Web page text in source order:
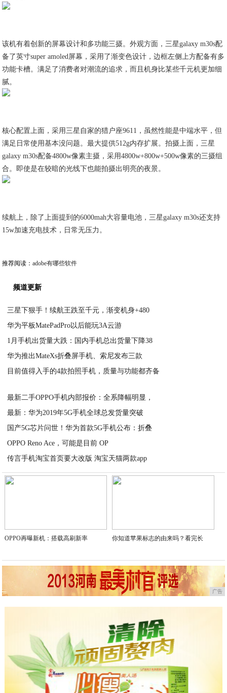
该机有着创新的屏幕设计和多功能三摄。外观方面，三星galaxy m30s配
备了英寸super amoled屏幕，采用了渐变色设计，边框左侧上方配备有多
功能卡槽。满足了消费者对潮流的追求，而且机身比某些千元机更加细
腻。
核心配置上面，采用三星自家的猎户座9611，虽然性能是中端水平，但
满足日常使用基本没问题。最大提供512g内存扩展。拍摄上面，三星
galaxy m30s配备4800w像素主摄，采用4800w+800w+500w像素的三摄组
合。即使是在较暗的光线下也能拍摄出明亮的夜景。
续航上，除了上面提到的6000mah大容量电池，三星galaxy m30s还支持
15w加速充电技术，日常无压力。
推荐阅读：adobe有哪些软件
频道更新
三星下狠手！续航王跌至千元，渐变机身+480
华为平板MatePadPro以后能玩3A云游
1月手机出货量大跌：国内手机总出货量下降38
华为推出MateXs折叠屏手机、索尼发布三款
目前值得入手的4款拍照手机，质量与功能都齐备
最新二手OPPO手机内部报价：全系降幅明显，
最新：华为2019年5G手机全球总发货量突破
国产5G芯片问世！华为首款5G手机公布：折叠
OPPO Reno Ace，可能是目前 OP
传言手机淘宝首页要大改版 淘宝天猫两款app
2020-04-20
OPPO再曝新机：搭载高刷新率 你知道苹果标志的由来吗？看完长
广告